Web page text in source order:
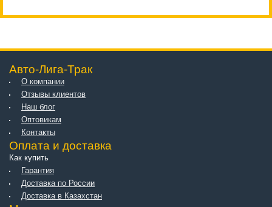
Авто-Лига-Трак
О компании
Отзывы клиентов
Наш блог
Оптовикам
Контакты
Оплата и доставка
Как купить
Гарантия
Доставка по России
Доставка в Казахстан